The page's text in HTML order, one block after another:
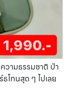
วามธรรมชาติ ป่า
ธโทนสุด ๆ ไปเลย